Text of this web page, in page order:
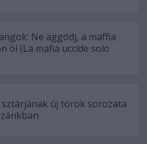
Ne aggódj, a maffia
öl (La mafia uccide solo
sztárjának új török sorozata